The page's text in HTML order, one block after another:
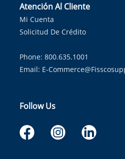
Atención Al Cliente
Mi Cuenta
Solicitud De Crédito
Phone: 800.635.1001
Email: E-
Follow Us